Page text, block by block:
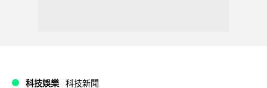
科技娛樂 科技新聞